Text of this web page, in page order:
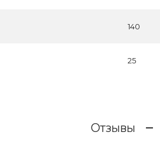
140
25
Отзывы